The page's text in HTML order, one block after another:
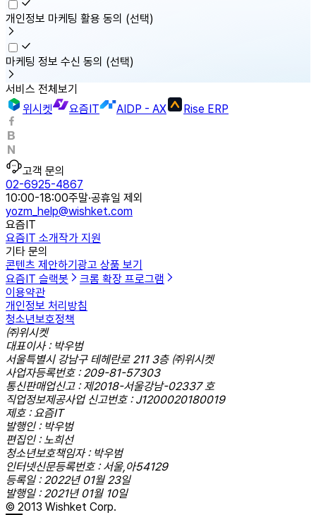
개인정보 마케팅 활용 동의 (선택)
마케팅 정보 수신 동의 (선택)
서비스 전체보기
위시켓
요즘IT AIDP - AX Rise ERP
고객 문의
02-6925-4867
10:00-18:00주말·공휴일 제외
yozm_help@wishket.com
요즘IT
요즘IT 소개작가 지원
기타 문의
콘텐츠 제안하기 광고 상품 보기
요즘IT 슬랙봇
크롬 확장 프로그램
이용약관
개인정보 처리방침
청소년보호정책
㈜위시켓
대표이사 : 박우범
서울특별시 강남구 테헤란로 211 3층 ㈜위시켓
사업자등록번호 : 209-81-57303
통신판매업신고 : 제2018-서울강남-02337 호
직업정보제공사업 신고번호 : J1200020180019
제호 : 요즘IT
발행인 : 박우범
편집인 : 노희선
청소년보호책임자 : 박우범
인터넷신문등록번호 : 서울,아54129
등록일 : 2022년 01월 23일
발행일 : 2021년 01월 10일
© 2013 Wishket Corp.